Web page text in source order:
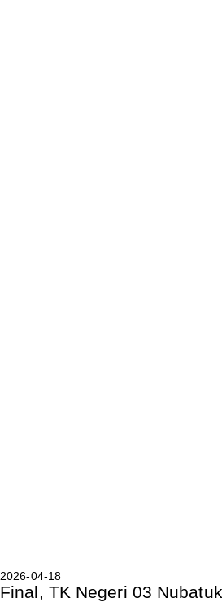
2026-04-18
Final, TK Negeri 03